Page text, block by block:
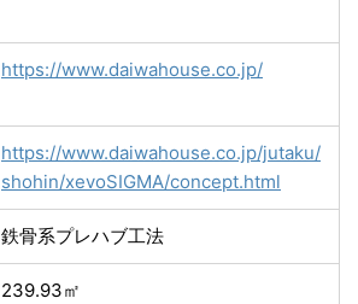
https://www.daiwahouse.co.jp/
https://www.daiwahouse.co.jp/jutaku/
shohin/xevoSIGMA/concept.html
鉄骨系プレハブ工法
239.93㎡